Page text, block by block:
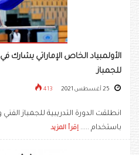
الأولمبياد الخاص الإماراتي يشارك
للجمباز
413
انطلقت الدورة التدريبية للجمباز
باستخدام ..... إقرأ المزيد